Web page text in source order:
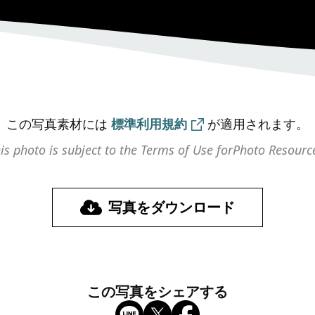
この写真素材には 標準利用規約 が適用されます。
photo is subject to the Terms of Use forPhoto
写真をダウンロード
この写真をシェアする